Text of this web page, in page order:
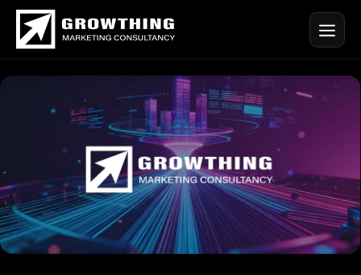
Saltar
contenido